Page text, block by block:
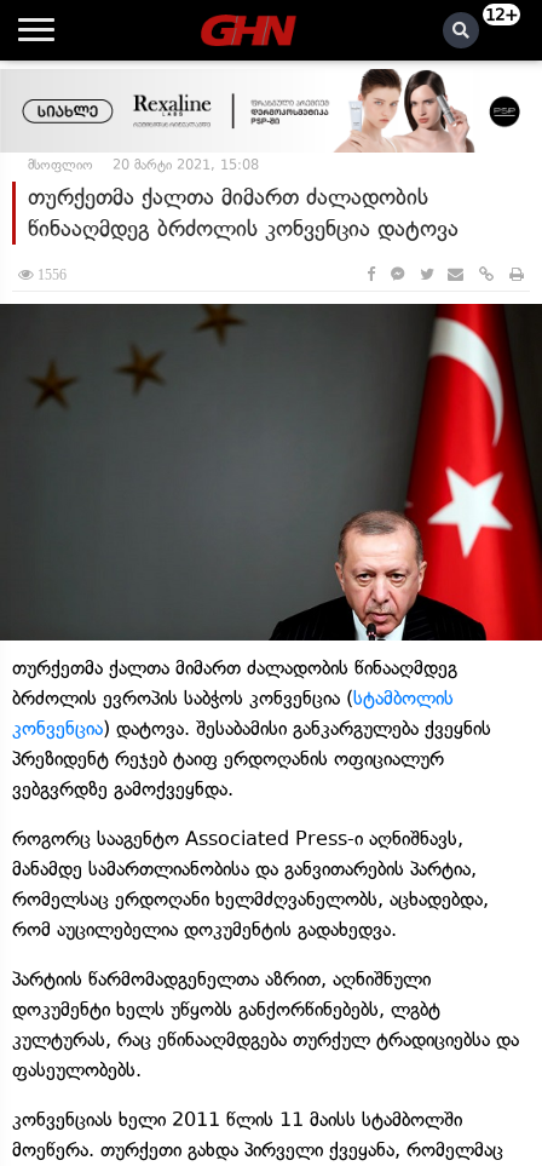
12+
მსოფლიო 20 მარტი 2021, 15:08
თურქეთმა ქალთა მიმართ ძალადობის
წინააღმდეგ ბრძოლის კონვენცია დატოვა
1556
თურქეთმა ქალთა მიმართ ძალადობის წინააღმდეგ
ბრძოლის ევროპის საბჭოს კონვენცია (სტამბოლის
კონვენცია) დატოვა. შესაბამისი განკარგულება ქვეყნის
პრეზიდენტ რეჯებ ტაიფ ერდოღანის ოფიციალურ
ვებგვრდზე გამოქვეყნდა.
როგორც სააგენტო Associated Press-ი აღნიშნავს,
მანამდე სამართლიანობისა და განვითარების პარტია,
რომელსაც ერდოღანი ხელმძღვანელობს, აცხადებდა,
რომ აუცილებელია დოკუმენტის გადახედვა.
პარტიის წარმომადგენელთა აზრით, აღნიშნული
დოკუმენტი ხელს უწყობს განქორწინებებს, ლგბტ
კულტურას, რაც ეწინააღმდგება თურქულ ტრადიციებსა და
ფასეულობებს.
კონვენციას ხელი 2011 წლის 11 მაისს სტამბოლში
მოეწერა. თურქეთი გახდა პირველი ქვეყანა, რომელმაც